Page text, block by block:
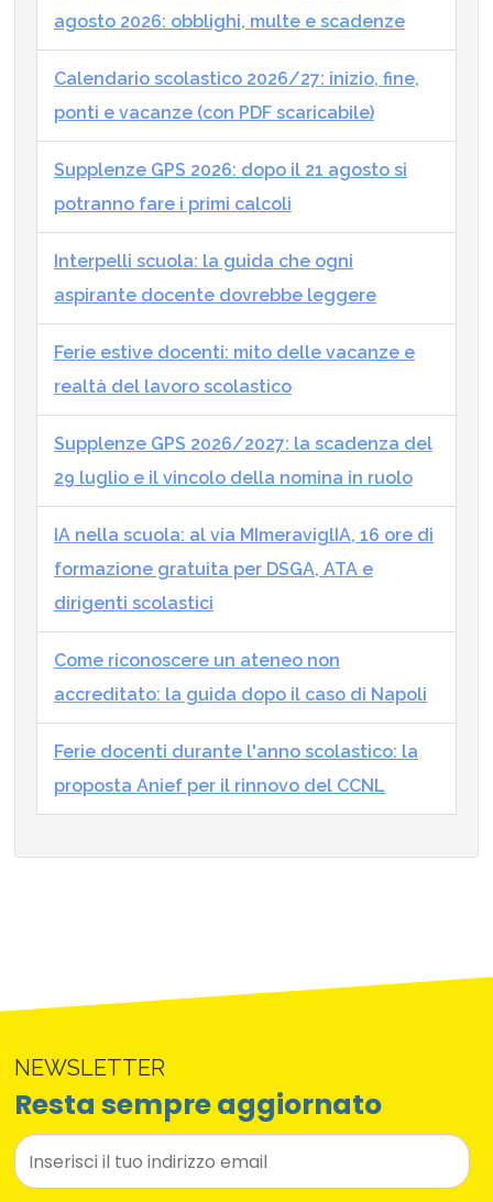
agosto 2026: obblighi, multe e scadenze
Calendario scolastico 2026/27: inizio, fine,
ponti e vacanze (con PDF scaricabile)
Supplenze GPS 2026: dopo il 21 agosto si
potranno fare i primi calcoli
Interpelli scuola: la guida che ogni
aspirante docente dovrebbe leggere
Ferie estive docenti: mito delle vacanze e
realtà del lavoro scolastico
Supplenze GPS 2026/2027: la scadenza del
29 luglio e il vincolo della nomina in ruolo
IA nella scuola: al via MImeraviglIA, 16 ore di
formazione gratuita per DSGA, ATA e
dirigenti scolastici
Come riconoscere un ateneo non
accreditato: la guida dopo il caso di Napoli
Ferie docenti durante l'anno scolastico: la
proposta Anief per il rinnovo del CCNL
NEWSLETTER
Resta sempre aggiornato